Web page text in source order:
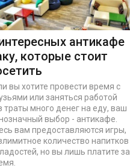
антикафе
которые стоит
вы хотите провести время с
или заняться работой
траты много денег на еду, ваш
выбор - антикафе.
вам предоставляются игры,
количество напитков
но вы лишь платите за